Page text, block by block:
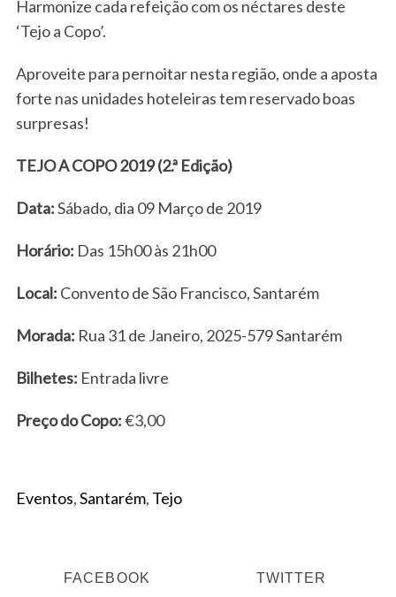
Harmonize cada refeição com os néctares deste
‘Tejo a Copo’.
Aproveite para pernoitar nesta região, onde a aposta
forte nas unidades hoteleiras tem reservado boas
surpresas!
TEJO A COPO 2019 (2.ª Edição)
Data:Sábado, dia 09 Março de 2019
Horário: Das 15h00 às 21h00
Local: Convento de São Francisco, Santarém
Morada: Rua 31 de Janeiro, 2025-579 Santarém
Bilhetes: Entrada livre
Preço do Copo:€3,00
Eventos,Santarém, Tejo
FACEBOOK TWITTER